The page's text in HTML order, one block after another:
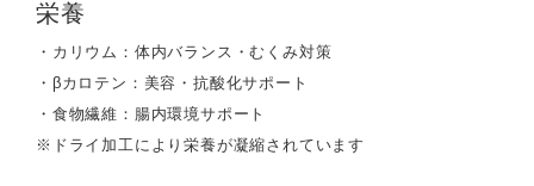
栄養
・カリウム：体内バランス・むくみ対策
・βカロテン：美容・抗酸化サポート
・食物繊維：腸内環境サポート
※ドライ加工により栄養が凝縮されています